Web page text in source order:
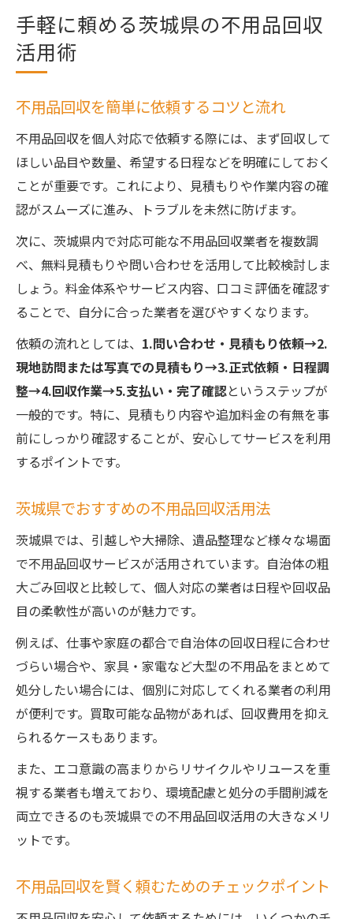
手軽に頼める茨城県の不用品回収
活用術
不用品回収を簡単に依頼するコツと流れ
不用品回収を個人対応で依頼する際には、まず回収して
ほしい品目や数量、希望する日程などを明確にしておく
ことが重要です。これにより、見積もりや作業内容の確
認がスムーズに進み、トラブルを未然に防げます。
次に、茨城県内で対応可能な不用品回収業者を複数調
べ、無料見積もりや問い合わせを活用して比較検討しま
しょう。料金体系やサービス内容、口コミ評価を確認す
ることで、自分に合った業者を選びやすくなります。
依頼の流れとしては、 1.問い合わせ・見積もり依頼→2.
現地訪問または写真での見積もり→3.正式依頼・日程調
整→4.回収作業→5.支払い・完了確認というステップが
一般的です。特に、見積もり内容や追加料金の有無を事
前にしっかり確認することが、安心してサービスを利用
するポイントです。
茨城県でおすすめの不用品回収活用法
茨城県では、引越しや大掃除、遺品整理など様々な場面
で不用品回収サービスが活用されています。自治体の粗
大ごみ回収と比較して、個人対応の業者は日程や回収品
目の柔軟性が高いのが魅力です。
例えば、仕事や家庭の都合で自治体の回収日程に合わせ
づらい場合や、家具・家電など大型の不用品をまとめて
処分したい場合には、個別に対応してくれる業者の利用
が便利です。買取可能な品物があれば、回収費用を抑え
られるケースもあります。
また、エコ意識の高まりからリサイクルやリユースを重
視する業者も増えており、環境配慮と処分の手間削減を
両立できるのも茨城県での不用品回収活用の大きなメリ
ットです。
不用品回収を賢く頼むためのチェックポイント